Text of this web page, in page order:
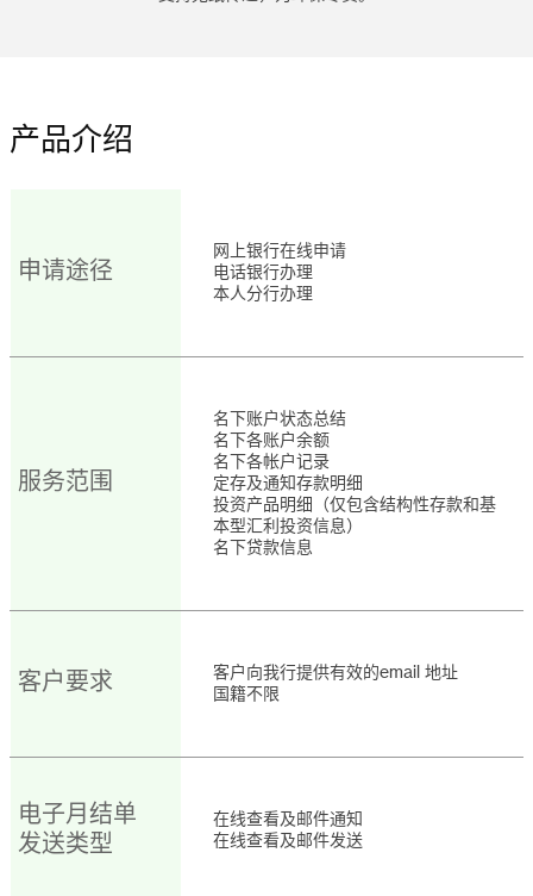
产品介绍
申请途径
网上银行在线申请
电话银行办理
本人分行办理
服务范围
名下账户状态总结
名下各账户余额
名下各帐户记录
定存及通知存款明细
投资产品明细（仅包含结构性存款和基
本型汇利投资信息）
名下贷款信息
客户要求
客户向我行提供有效的email 地址
国籍不限
电子月结单
发送类型
在线查看及邮件通知
在线查看及邮件发送